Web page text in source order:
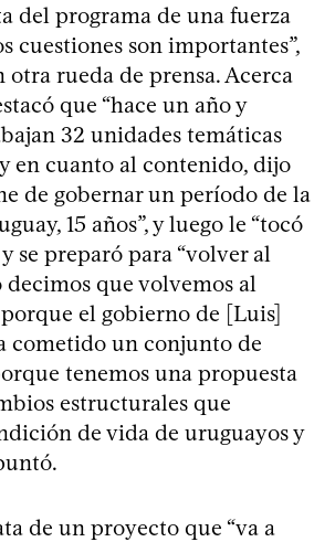
del programa de una fuerza
cuestiones son importantes”,
otra rueda de prensa. Acerca
que “hace un año y
32 unidades temáticas
en cuanto al contenido, dijo
de gobernar un período de la
15 años”, y luego le “tocó
se preparó para “volver al
decimos que volvemos al
el gobierno de [Luis]
cometido un conjunto de
tenemos una propuesta
estructurales que
de vida de uruguayos y
de un proyecto que “va a